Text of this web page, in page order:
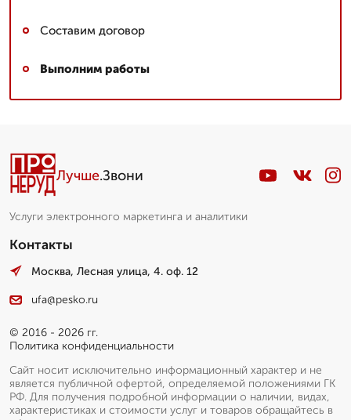
Составим договор
Выполним работы
Лучше.Звони
Услуги электронного маркетинга и аналитики
Контакты
Москва, Лесная улица, 4. оф. 12
ufa@pesko.ru
© 2016 - 2026 гг.
Политика конфиденциальности
Сайт носит исключительно информационный характер и не
является публичной офертой, определяемой положениями ГК
РФ. Для получения подробной информации о наличии, видах,
характеристиках и стоимости услуг и товаров обращайтесь в